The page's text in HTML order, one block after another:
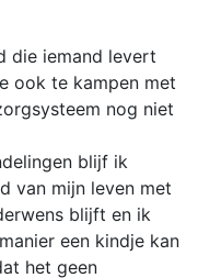
die iemand levert
ook te kampen met
nog niet
blijf ik
van mijn leven met
blijft en ik
een kindje kan
het geen